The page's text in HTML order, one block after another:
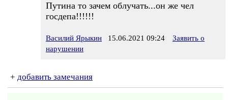
Путина то зачем облучать...он же чел
госдепа!!!!!!
Василий Ярыкин 15.06.2021 09:24
Заявить о
нарушении
+ добавить замечания